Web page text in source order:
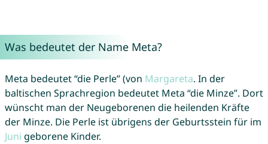
Was bedeutet der Name Meta?
Meta bedeutet “die Perle” (von Margareta. In der
baltischen Sprachregion bedeutet Meta “die Minze”. Dort
wünscht man der Neugeborenen die heilenden Kräfte
der Minze. Die Perle ist übrigens der Geburtsstein für im
Juni geborene Kinder.